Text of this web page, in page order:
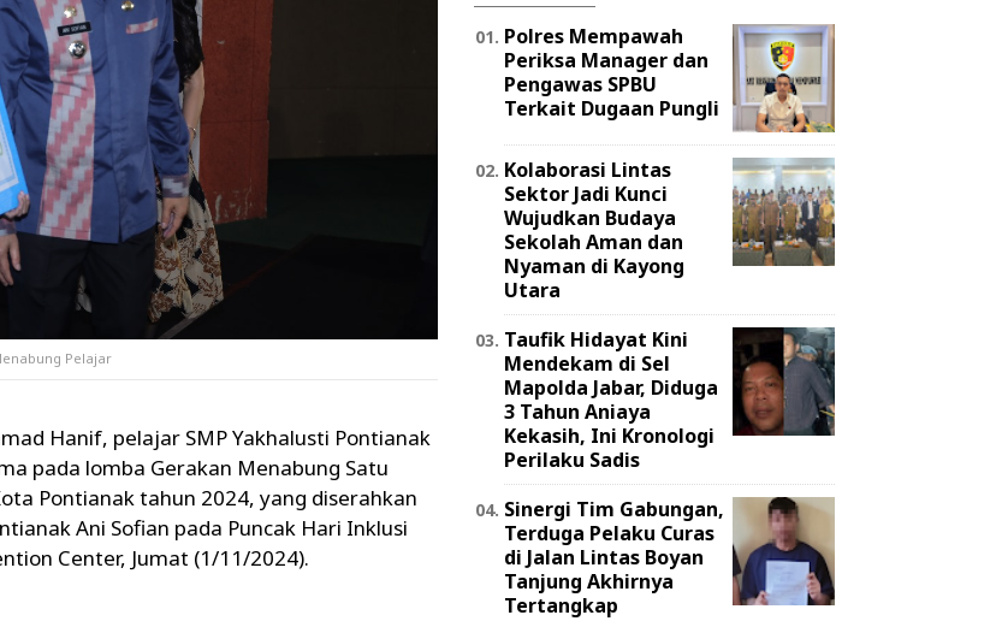
Pelajar
Hanif, pelajar SMP Yakhalusti Pontianak
pada lomba Gerakan Menabung Satu
Pontianak tahun 2024, yang diserahkan
Ani Sofian pada Puncak Hari Inklusi
Center, Jumat (1/11/2024).
Polres Mempawah
Periksa Manager dan
Pengawas SPBU
Terkait Dugaan Pungli
Kolaborasi Lintas
Sektor Jadi Kunci
Wujudkan Budaya
Sekolah Aman dan
Nyaman di Kayong
Utara
Taufik Hidayat Kini
Mendekam di Sel
Mapolda Jabar, Diduga
3 Tahun Aniaya
Kekasih, Ini Kronologi
Perilaku Sadis
Sinergi Tim Gabungan,
Terduga Pelaku Curas
di Jalan Lintas Boyan
Tanjung Akhirnya
Tertangkap